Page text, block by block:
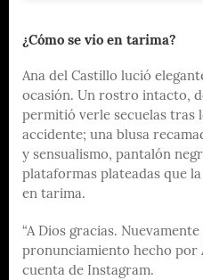
¿Cómo se vio en tarima?
Ana del Castillo lució
ocasión. Un rostro intacto,
permitió verle secuelas tras
accidente; una blusa
y sensualismo, pantalón
plataformas plateadas que
en tarima.
“A Dios gracias.
pronunciamiento hecho por
cuenta de Instagram.